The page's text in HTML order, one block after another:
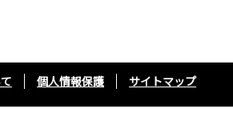
個人情報保護 サイトマップ